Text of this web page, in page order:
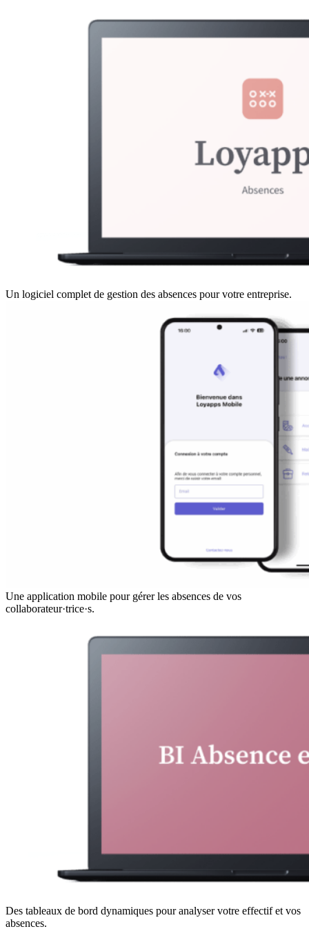
Un logiciel complet de gestion des absences pour votre entreprise.
Une application mobile pour gérer les absences de vos
collaborateur·trice·s.
Des tableaux de bord dynamiques pour analyser votre effectif et vos
absences.